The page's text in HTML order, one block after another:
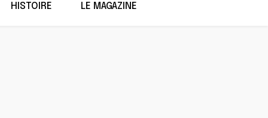
HISTOIRE LE MAGAZINE